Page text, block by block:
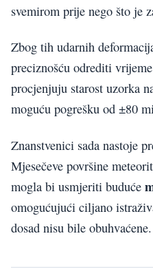
svemirom prije nego što je
Zbog tih udarnih
preciznošću odrediti
procjenjuju starost uzorka
moguću pogrešku od ±80
Znanstvenici sada nastoje
Mjesečeve površine
mogla bi usmjeriti buduće
omogućujući ciljano
dosad nisu bile obuhvaćene.